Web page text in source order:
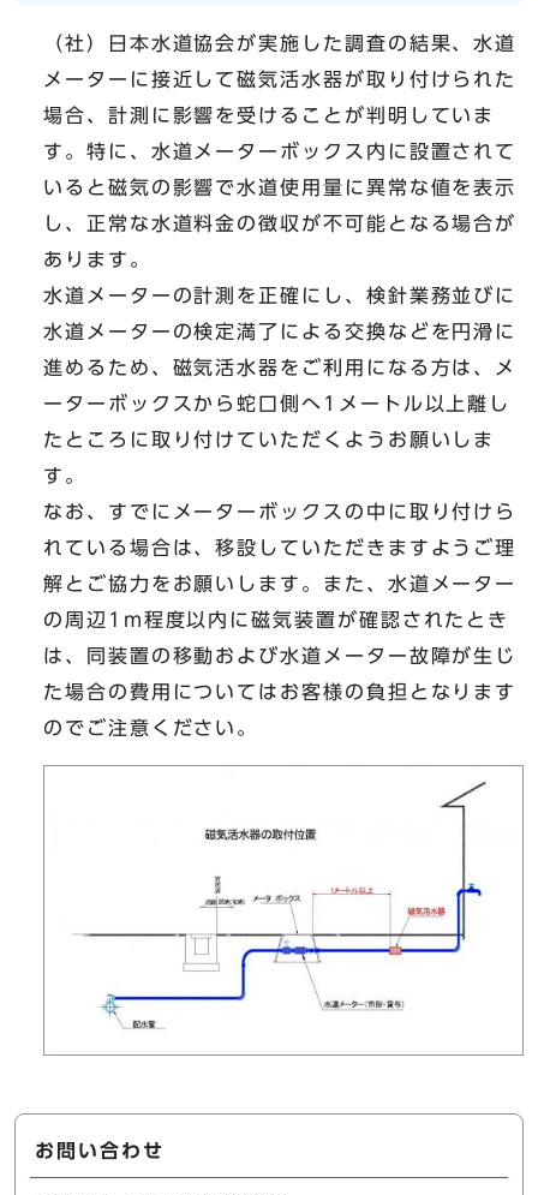
（社）日本水道協会が実施した調査の結果、水道
メーターに接近して磁気活水器が取り付けられた
場合、計測に影響を受けることが判明していま
す。特に、水道メーターボックス内に設置されて
いると磁気の影響で水道使用量に異常な値を表示
し、正常な水道料金の徴収が不可能となる場合が
あります。
水道メーターの計測を正確にし、検針業務並びに
水道メーターの検定満了による交換などを円滑に
進めるため、磁気活水器をご利用になる方は、メ
ーターボックスから蛇口側へ1メートル以上離し
たところに取り付けていただくようお願いしま
す。
なお、すでにメーターボックスの中に取り付けら
れている場合は、移設していただきますようご理
解とご協力をお願いします。また、水道メーター
の周辺1m程度以内に磁気装置が確認されたとき
は、同装置の移動および水道メーター故障が生じ
た場合の費用についてはお客様の負担となります
のでご注意ください。
お問い合わせ